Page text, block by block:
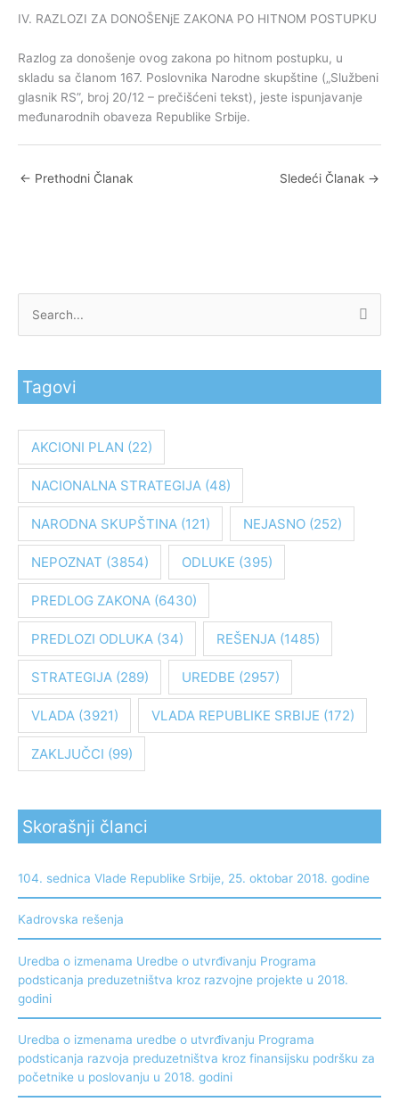
IV. RAZLOZI ZA DONOŠENjE ZAKONA PO HITNOM POSTUPKU
Razlog za donošenje ovog zakona po hitnom postupku, u
skladu sa članom 167. Poslovnika Narodne skupštine („Službeni
glasnik RS”, broj 20/12 – prečišćeni tekst), jeste ispunjavanje
međunarodnih obaveza Republike Srbije.
← Prethodni Članak Sledeći Članak →
g
z
Tagovi
AKCIONI PLAN (22)
NACIONALNA STRATEGIJA(48)
NARODNA SKUPŠTINA(121) NEJASNO(252)
NEPOZNAT (3854) ODLUKE (395)
PREDLOG ZAKONA(6430)
PREDLOZI ODLUKA(34) REŠENJA(1485)
STRATEGIJA(289) UREDBE (2957)
VLADA(3921) VLADA REPUBLIKE SRBIJE (172)
ZAKLJUČCI (99)
Skorašnji članci
104. sednica Vlade Republike Srbije, 25. oktobar 2018. godine
Kadrovska rešenja
Uredba o izmenama Uredbe o utvrđivanju Programa
podsticanja preduzetništva kroz razvojne projekte u 2018.
godini
Uredba o izmenama uredbe o utvrđivanju Programa
podsticanja razvoja preduzetništva kroz finansijsku podršku za
početnike u poslovanju u 2018. godini